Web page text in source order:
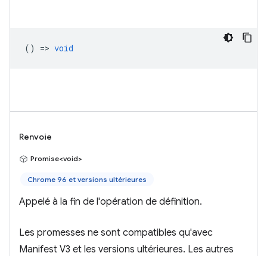
() => void
Renvoie
Promise<void>
Chrome 96 et versions ultérieures
Appelé à la fin de l'opération de définition.
Les promesses ne sont compatibles qu'avec
Manifest V3 et les versions ultérieures. Les autres